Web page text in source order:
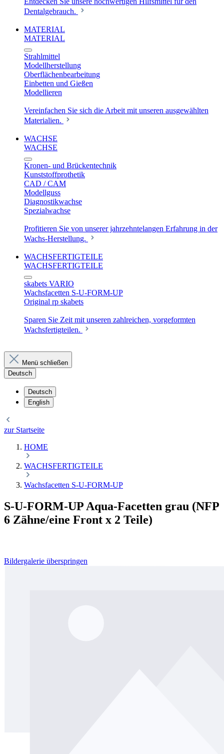
Dentalgebrauch.
MATERIAL
MATERIAL
Strahlmittel
Modellherstellung
Oberflächenbearbeitung
Einbetten und Gießen
Modellieren
Vereinfachen Sie sich die Arbeit mit unseren ausgewählten
Materialien.
WACHSE
WACHSE
Kronen- und Brückentechnik
Kunststoffprothetik
CAD / CAM
Modellguss
Diagnostikwachse
Spezialwachse
Profitieren Sie von unserer jahrzehntelangen Erfahrung in der
Wachs-Herstellung.
WACHSFERTIGTEILE
WACHSFERTIGTEILE
skabets VARIO
Wachsfacetten S-U-FORM-UP
Original rp skabets
Sparen Sie Zeit mit unseren zahlreichen, vorgeformten
Wachsfertigteilen.
Menü schließen
Deutsch
Deutsch
English
zur Startseite
HOME
WACHSFERTIGTEILE
Wachsfacetten S-U-FORM-UP
S-U-FORM-UP Aqua-Facetten grau (NFP
6 Zähne/eine Front x 2 Teile)
Bildergalerie überspringen